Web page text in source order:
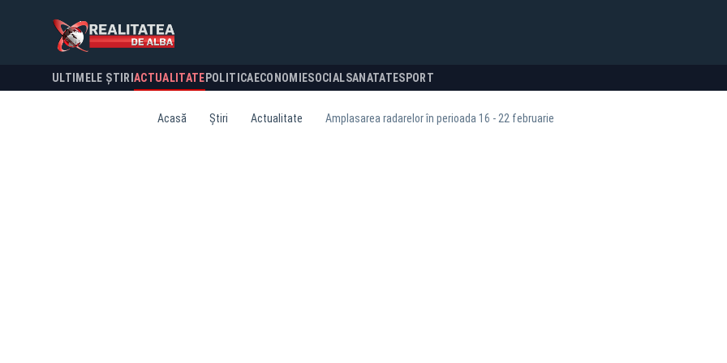
ULTIMELE ȘTIRI ACTUALITATE POLITICA ECONOMIESOCIALSANATATESPORT
Acasă Știri Actualitate Amplasarea radarelor în perioada 16 - 22 februarie